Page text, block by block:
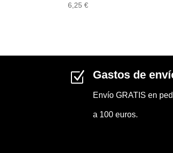
6,25 €
Z Gastos de
Envío GRATIS en
a 100 euros.